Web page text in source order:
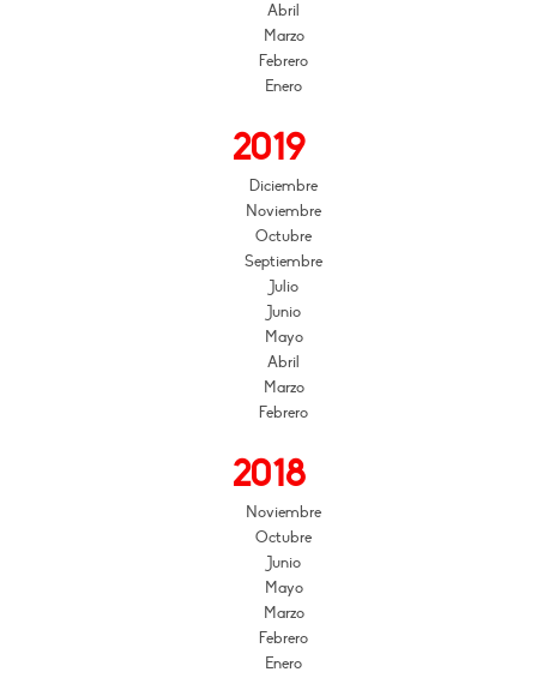
Abril
Marzo
Febrero
Enero
2019
Diciembre
Noviembre
Octubre
Septiembre
Julio
Junio
Mayo
Abril
Marzo
Febrero
2018
Noviembre
Octubre
Junio
Mayo
Marzo
Febrero
Enero